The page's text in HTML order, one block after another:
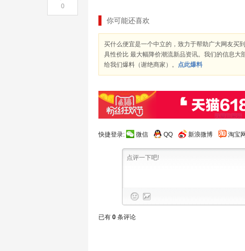
你可能还喜欢
买什么便宜是一个中立的，致力于帮助广大网友买
具性价比 最大幅降价潮流新品资讯。我们的信息
给我们爆料（谢绝商家）。 点此爆料
快捷登录: 微信 QQ 新浪微博 淘宝网
已有 0 条评论
0